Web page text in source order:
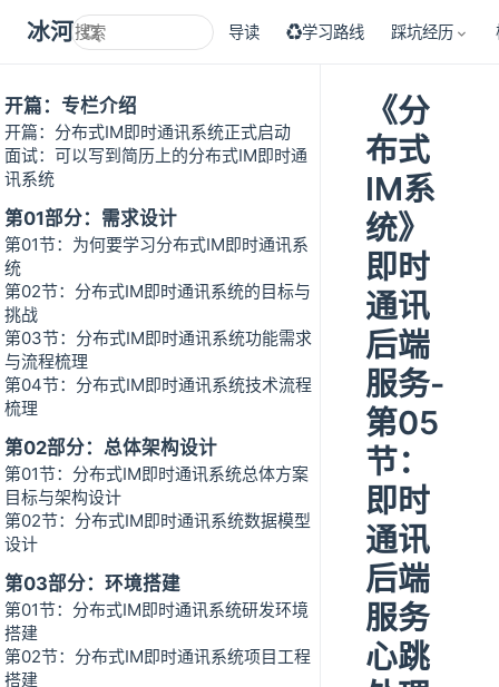
冰河技术 导读 ♻学习路线 踩坑经历
开篇：专栏介绍
开篇：分布式IM即时通讯系统正式启动
面试：可以写到简历上的分布式IM即时通
讯系统
第01部分：需求设计
第01节：为何要学习分布式IM即时通讯系
统
第02节：分布式IM即时通讯系统的目标与
挑战
第03节：分布式IM即时通讯系统功能需求
与流程梳理
第04节：分布式IM即时通讯系统技术流程
梳理
第02部分：总体架构设计
第01节：分布式IM即时通讯系统总体方案
目标与架构设计
第02节：分布式IM即时通讯系统数据模型
设计
第03部分：环境搭建
第01节：分布式IM即时通讯系统研发环境
搭建
第02节：分布式IM即时通讯系统项目工程
搭建
《分
布式
IM系
统》
即时
通讯
后端
服务-
第05
节：
即时
通讯
后端
服务
心跳